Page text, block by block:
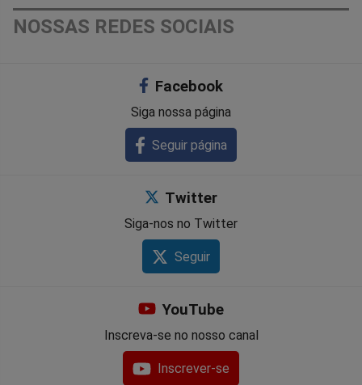
NOSSAS REDES SOCIAIS
Facebook
Siga nossa página
Seguir página
Twitter
Siga-nos no Twitter
Seguir
YouTube
Inscreva-se no nosso canal
Inscrever-se